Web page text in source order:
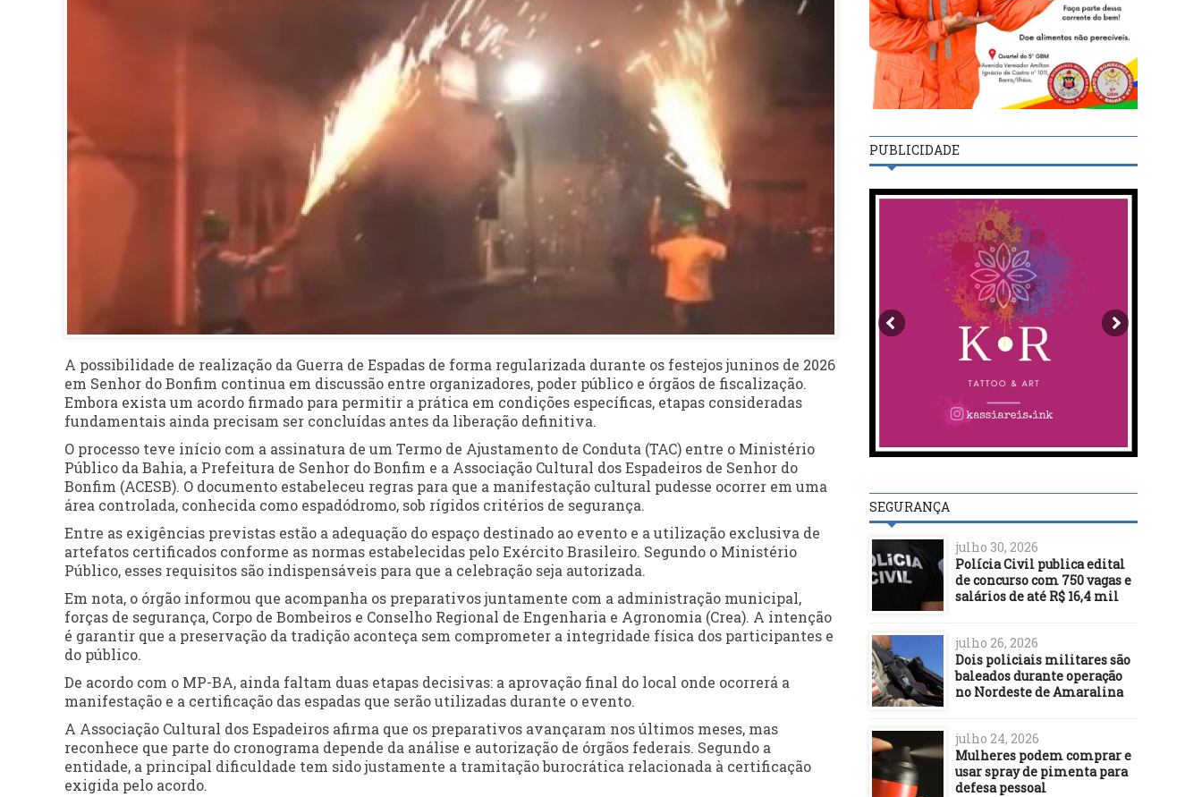
A possibilidade de realização da Guerra de Espadas de forma regularizada durante os festejos juninos de 2026
em Senhor do Bonfim continua em discussão entre organizadores, poder público e órgãos de fiscalização.
Embora exista um acordo firmado para permitir a prática em condições específicas, etapas consideradas
fundamentais ainda precisam ser concluídas antes da liberação definitiva.
O processo teve início com a assinatura de um Termo de Ajustamento de Conduta (TAC) entre o Ministério
Público da Bahia, a Prefeitura de Senhor do Bonfim e a Associação Cultural dos Espadeiros de Senhor do
Bonfim (ACESB). O documento estabeleceu regras para que a manifestação cultural pudesse ocorrer em uma
área controlada, conhecida como espadódromo, sob rígidos critérios de segurança.
Entre as exigências previstas estão a adequação do espaço destinado ao evento e a utilização exclusiva de
artefatos certificados conforme as normas estabelecidas pelo Exército Brasileiro. Segundo o Ministério
Público, esses requisitos são indispensáveis para que a celebração seja autorizada.
Em nota, o órgão informou que acompanha os preparativos juntamente com a administração municipal,
forças de segurança, Corpo de Bombeiros e Conselho Regional de Engenharia e Agronomia (Crea). A intenção
é garantir que a preservação da tradição aconteça sem comprometer a integridade física dos participantes e
do público.
De acordo com o MP-BA, ainda faltam duas etapas decisivas: a aprovação final do local onde ocorrerá a
manifestação e a certificação das espadas que serão utilizadas durante o evento.
A Associação Cultural dos Espadeiros afirma que os preparativos avançaram nos últimos meses, mas
reconhece que parte do cronograma depende da análise e autorização de órgãos federais. Segundo a
entidade, a principal dificuldade tem sido justamente a tramitação burocrática relacionada à certificação
exigida pelo acordo.
PUBLICIDADE
SEGURANÇA
julho 30, 2026
Polícia Civil publica edital
de concurso com 750 vagas e
salários de até R$ 16,4 mil
julho 26, 2026
Dois policiais militares são
baleados durante operação
no Nordeste de Amaralina
julho 24, 2026
Mulheres podem comprar e
usar spray de pimenta para
defesa pessoal